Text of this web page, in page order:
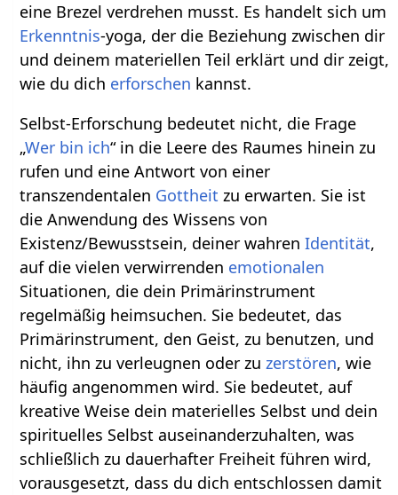
eine Brezel verdrehen musst. Es handelt sich um
Erkenntnis-yoga, der die Beziehung zwischen dir
und deinem materiellen Teil erklärt und dir zeigt,
wie du dich erforschen kannst.
Selbst-Erforschung bedeutet nicht, die Frage
„Wer bin ich“ in die Leere des Raumes hinein zu
rufen und eine Antwort von einer
transzendentalen Gottheit zu erwarten. Sie ist
die Anwendung des Wissens von
Existenz/Bewusstsein, deiner wahrenIdentität,
auf die vielen verwirrenden emotionalen
Situationen, die dein Primärinstrument
regelmäßig heimsuchen. Sie bedeutet, das
Primärinstrument, den Geist, zu benutzen, und
nicht, ihn zu verleugnen oder zuzerstören, wie
häufig angenommen wird. Sie bedeutet, auf
kreative Weise dein materielles Selbst und dein
spirituelles Selbst auseinanderzuhalten, was
schließlich zu dauerhafter Freiheit führen wird,
vorausgesetzt, dass du dich entschlossen damit